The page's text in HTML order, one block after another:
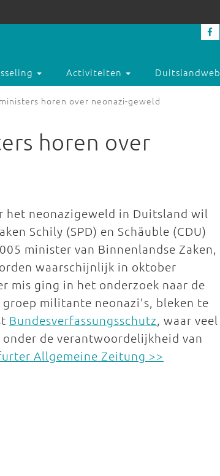
Activiteiten Duitslandweb
horen over neonazi-geweld
horen over
het neonazigeweld in Duitsland wil
Schily (SPD) en Schäuble (CDU)
minister van Binnenlandse Zaken,
waarschijnlijk in oktober
mis ging in het onderzoek naar de
groep militante neonazi's, bleken te
Bundesverfassungsschutz, waar veel
de verantwoordelijkheid van
Allgemeine Zeitung >>